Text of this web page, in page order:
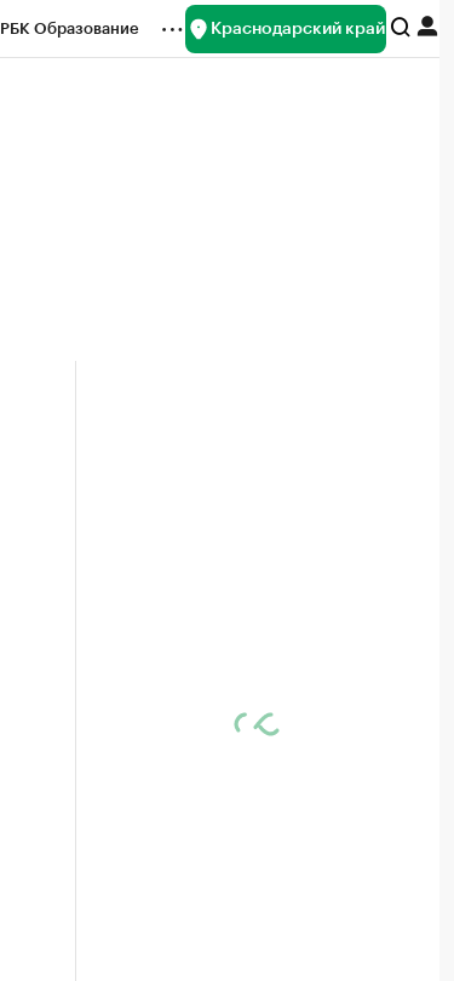
РБК Образование Краснодарский край